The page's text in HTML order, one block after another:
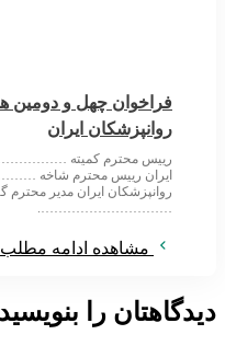
فراخوان چهل و دومین
روانپزشکان ایران
رییس محترم کمیته
ایران رییس محترم شاخه
روانپزشکان ایران مدیر
مشاهده ادامه مطلب
دیدگاهتان را بنویسید